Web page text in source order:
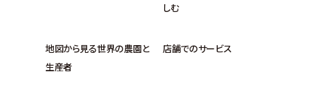
しむ
地図から見る世界の農園と
生産者
店舗でのサービス